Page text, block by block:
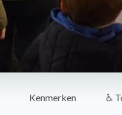
Kenmerken ♿